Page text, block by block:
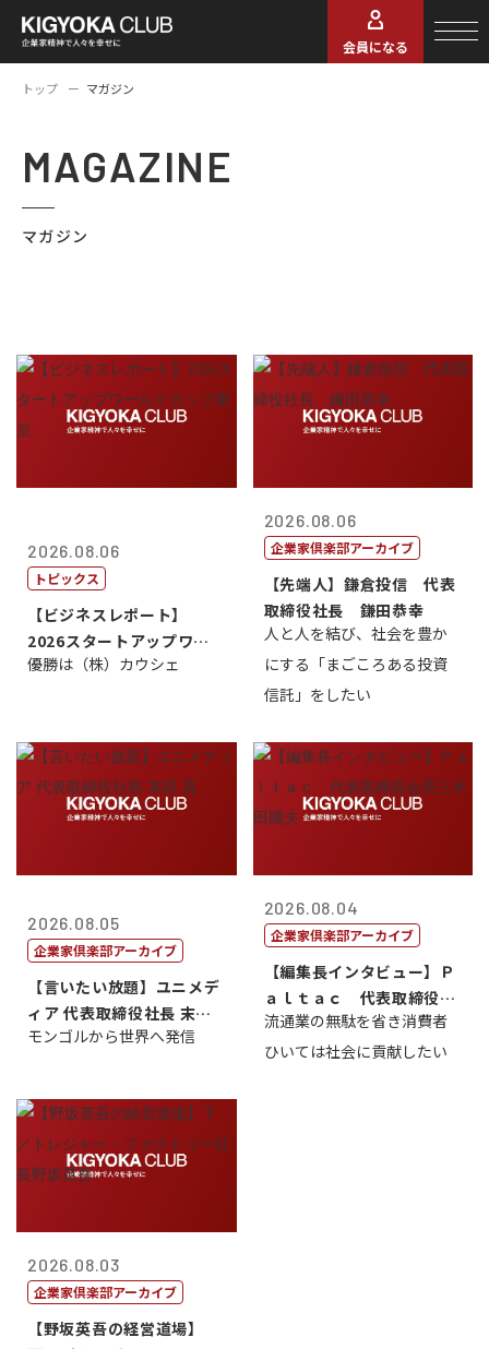
会員になる
トップ マガジン
MAGAZINE
マガジン
2026.08.06
トピックス
【ビジネスレポート】
2026スタートアップワー
ルドカップ東京
優勝は（株）カウシェ
2026.08.06
企業家倶楽部アーカイブ
【先端人】鎌倉投信 代表
取締役社長 鎌田恭幸
人と人を結び、社会を豊か
にする「まごころある投資
信託」をしたい
2026.08.05
企業家倶楽部アーカイブ
【言いたい放題】ユニメデ
ィア 代表取締役社長 末田
真
モンゴルから世界へ発信
2026.08.04
企業家倶楽部アーカイブ
【編集長インタビュー】Ｐ
ａｌｔａｃ 代表取締役会
長三木田國夫
流通業の無駄を省き消費者
ひいては社会に貢献したい
2026.08.03
企業家倶楽部アーカイブ
【野坂英吾の経営道場】